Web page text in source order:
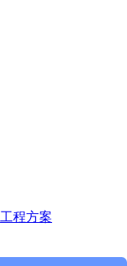
工程方案